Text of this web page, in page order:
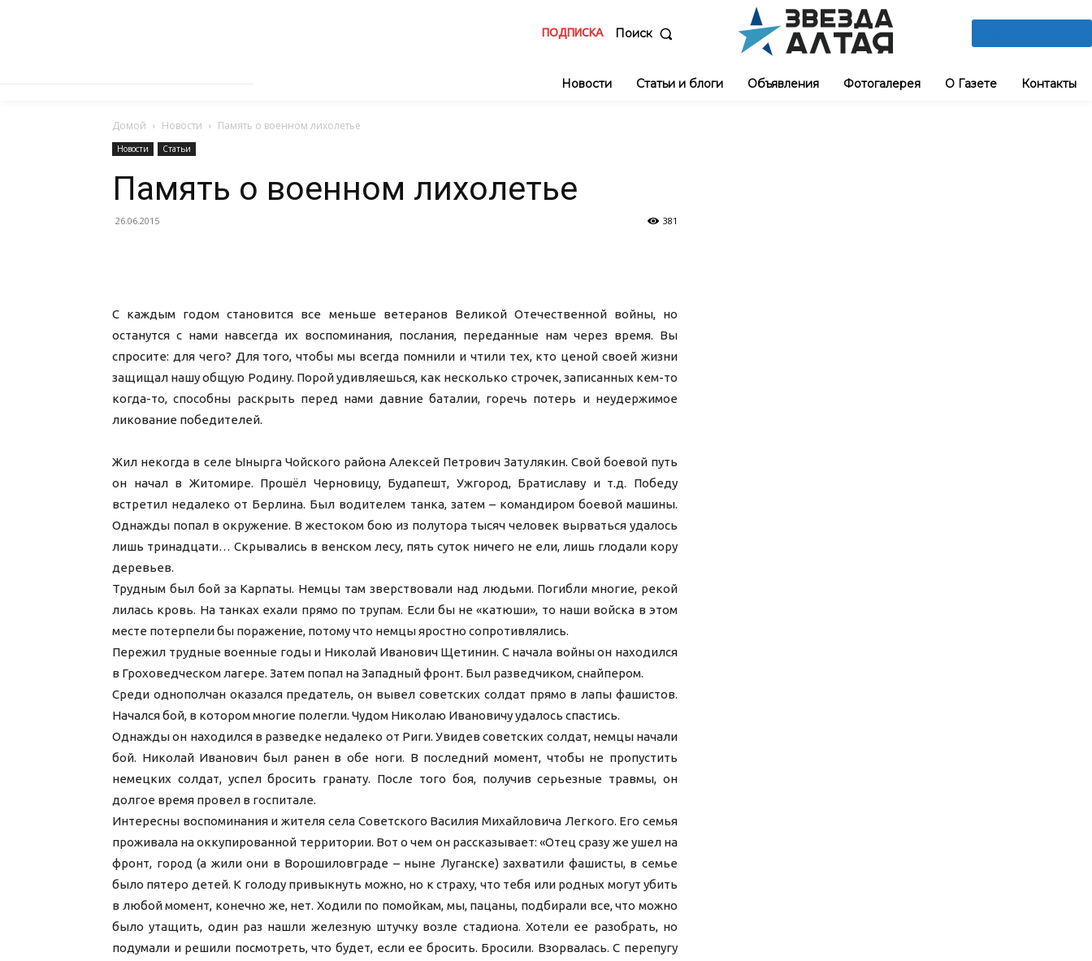
ПОДПИСКА Поиск
Новости Статьи и блоги Объявления Фотогалерея О Газете Контакты
Домой Новости Память о военном лихолетье
Новости Статьи
Память о военном лихолетье
26.06.2015 381
С каждым годом становится все меньше ветеранов Великой Отечественной войны, но
останутся с нами навсегда их воспоминания, послания, переданные нам через время. Вы
спросите: для чего? Для того, чтобы мы всегда помнили и чтили тех, кто ценой своей жизни
защищал нашу общую Родину. Порой удивляешься, как несколько строчек, записанных кем-то
когда-то, способны раскрыть перед нами давние баталии, горечь потерь и неудержимое
ликование победителей.
Жил некогда в селе Ынырга Чойского района Алексей Петрович Затулякин. Свой боевой путь
он начал в Житомире. Прошёл Черновицу, Будапешт, Ужгород, Братиславу и т.д. Победу
встретил недалеко от Берлина. Был водителем танка, затем – командиром боевой машины.
Однажды попал в окружение. В жестоком бою из полутора тысяч человек вырваться удалось
лишь тринадцати… Скрывались в венском лесу, пять суток ничего не ели, лишь глодали кору
деревьев.
Трудным был бой за Карпаты. Немцы там зверствовали над людьми. Погибли многие, рекой
лилась кровь. На танках ехали прямо по трупам. Если бы не «катюши», то наши войска в этом
месте потерпели бы поражение, потому что немцы яростно сопротивлялись.
Пережил трудные военные годы и Николай Иванович Щетинин. С начала войны он находился
в Гроховедческом лагере. Затем попал на Западный фронт. Был разведчиком, снайпером.
Среди однополчан оказался предатель, он вывел советских солдат прямо в лапы фашистов.
Начался бой, в котором многие полегли. Чудом Николаю Ивановичу удалось спастись.
Однажды он находился в разведке недалеко от Риги. Увидев советских солдат, немцы начали
бой. Николай Иванович был ранен в обе ноги. В последний момент, чтобы не пропустить
немецких солдат, успел бросить гранату. После того боя, получив серьезные травмы, он
долгое время провел в госпитале.
Интересны воспоминания и жителя села Советского Василия Михайловича Легкого. Его семья
проживала на оккупированной территории. Вот о чем он рассказывает: «Отец сразу же ушел на
фронт, город (а жили они в Ворошиловграде – ныне Луганске) захватили фашисты, в семье
было пятеро детей. К голоду привыкнуть можно, но к страху, что тебя или родных могут убить
в любой момент, конечно же, нет. Ходили по помойкам, мы, пацаны, подбирали все, что можно
было утащить, один раз нашли железную штучку возле стадиона. Хотели ее разобрать, но
подумали и решили посмотреть, что будет, если ее бросить. Бросили. Взорвалась. С перепугу